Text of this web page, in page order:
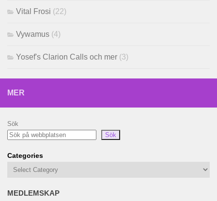
Vital Frosi (22)
Vywamus (4)
Yosef's Clarion Calls och mer (3)
MER
Sök
Sök
Categories
MEDLEMSKAP